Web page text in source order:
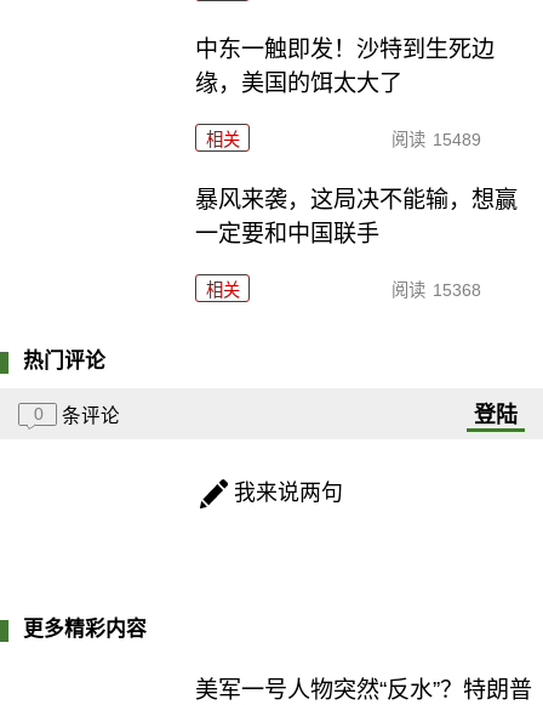
中东一触即发！沙特到生死边
缘，美国的饵太大了
相关 阅读 15489
暴风来袭，这局决不能输，想赢
一定要和中国联手
相关 阅读 15368
热门评论
0 条评论 登陆
我来说两句
更多精彩内容
美军一号人物突然“反水”？特朗普